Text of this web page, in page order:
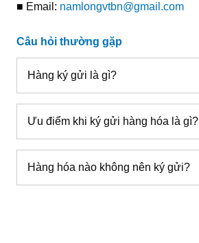
■ Email: namlongvtbn@gmail.com
Câu hỏi thường gặp
Hàng ký gửi là gì?
Ưu điểm khi ký gửi hàng hóa là gì?
Hàng hóa nào không nên ký gửi?